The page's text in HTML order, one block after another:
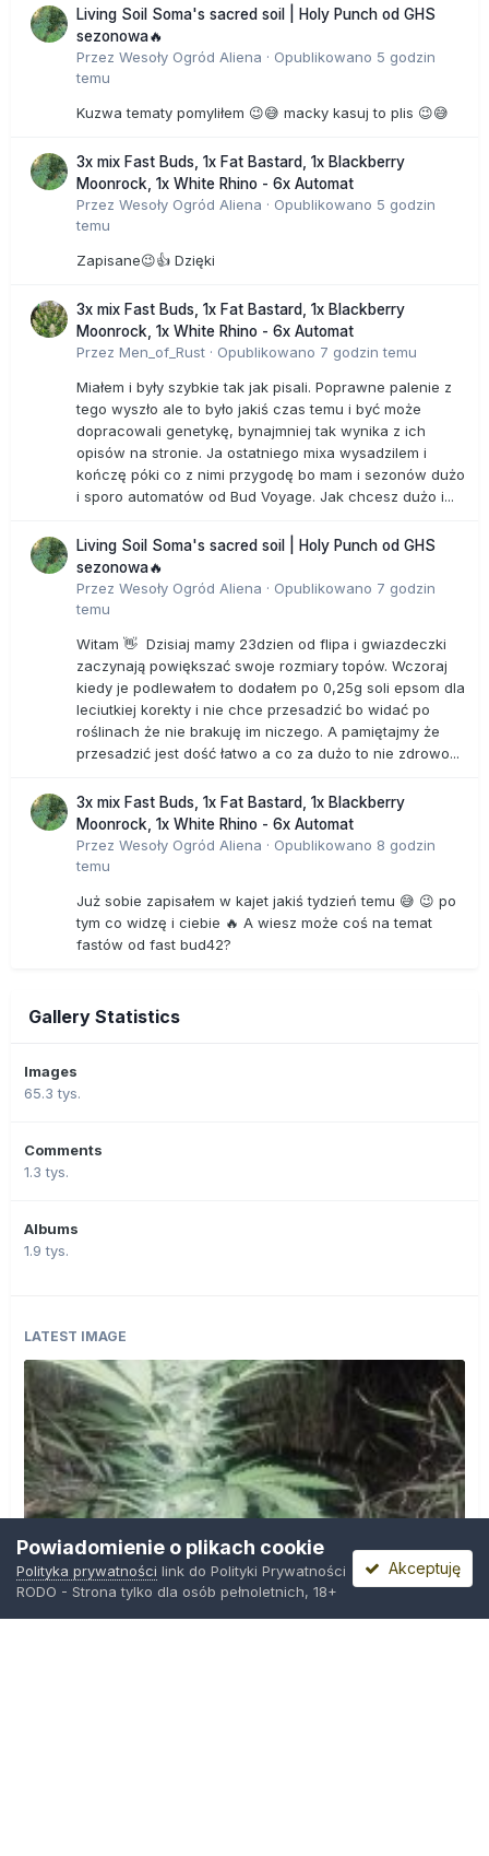
Living Soil Soma's sacred soil | Holy Punch od GHS
sezonowa🔥
Przez Wesoły Ogród Aliena · Opublikowano 5 godzin
temu
Kuzwa tematy pomyliłem 😉😅 macky kasuj to plis 😉😅
3x mix Fast Buds, 1x Fat Bastard, 1x Blackberry
Moonrock, 1x White Rhino - 6x Automat
Przez Wesoły Ogród Aliena · Opublikowano 5 godzin
temu
Zapisane😉👍 Dzięki
3x mix Fast Buds, 1x Fat Bastard, 1x Blackberry
Moonrock, 1x White Rhino - 6x Automat
Przez Men_of_Rust · Opublikowano 7 godzin temu
Miałem i były szybkie tak jak pisali. Poprawne palenie z
tego wyszło ale to było jakiś czas temu i być może
dopracowali genetykę, bynajmniej tak wynika z ich
opisów na stronie. Ja ostatniego mixa wysadzilem i
kończę póki co z nimi przygodę bo mam i sezonów dużo
i sporo automatów od Bud Voyage. Jak chcesz dużo i...
Living Soil Soma's sacred soil | Holy Punch od GHS
sezonowa🔥
Przez Wesoły Ogród Aliena · Opublikowano 7 godzin
temu
Witam 👋 Dzisiaj mamy 23dzien od flipa i gwiazdeczki
zaczynają powiększać swoje rozmiary topów. Wczoraj
kiedy je podlewałem to dodałem po 0,25g soli epsom dla
leciutkiej korekty i nie chce przesadzić bo widać po
roślinach że nie brakuję im niczego. A pamiętajmy że
przesadzić jest dość łatwo a co za dużo to nie zdrowo...
3x mix Fast Buds, 1x Fat Bastard, 1x Blackberry
Moonrock, 1x White Rhino - 6x Automat
Przez Wesoły Ogród Aliena · Opublikowano 8 godzin
temu
Już sobie zapisałem w kajet jakiś tydzień temu 😅 😉 po
tym co widzę i ciebie 🔥 A wiesz może coś na temat
fastów od fast bud42?
Gallery Statistics
Images
65.3 tys.
Comments
1.3 tys.
Albums
1.9 tys.
LATEST IMAGE
Powiadomienie o plikach cookie
Polityka prywatności link do Polityki Prywatności
RODO - Strona tylko dla osób pełnoletnich, 18+
Akceptuję